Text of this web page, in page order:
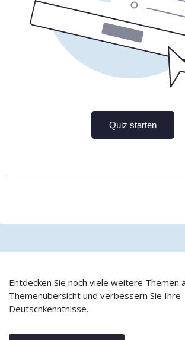
Entdecken Sie noch viele weitere Themen
Themenübersicht und verbessern Sie Ihre
Deutschkenntnisse.